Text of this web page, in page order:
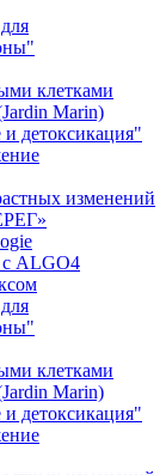
клетками
Marin)
детоксикация"
изменений
ALGO4
клетками
Marin)
детоксикация"